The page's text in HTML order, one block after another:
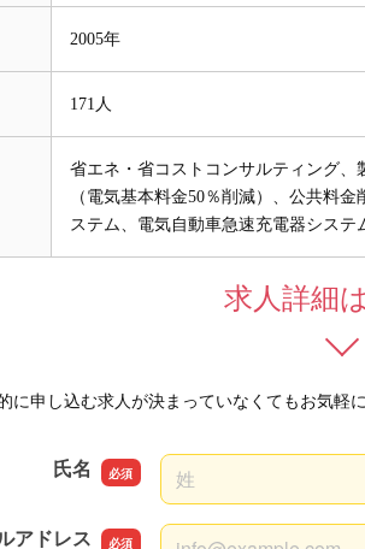
2005年
171人
省エネ・省コストコンサルティング
（電気基本料金50％削減）、公共料
ステム、電気自動車急速充電器システ
求人詳細
に申し込む求人が決まっていなくてもお気軽